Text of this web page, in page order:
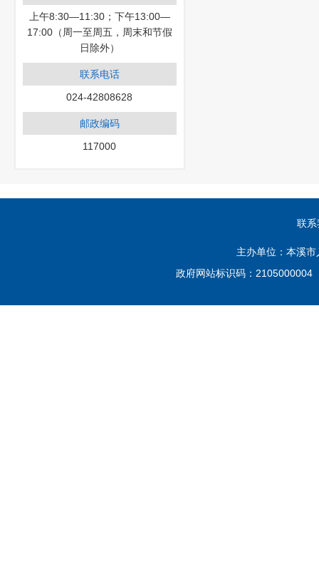
上午8:30—11:30；下午13:00—
17:00（周一至周五，周末和节假
日除外）
联系电话
024-42808628
邮政编码
117000
联系
主办单位：本溪
政府网站标识码：